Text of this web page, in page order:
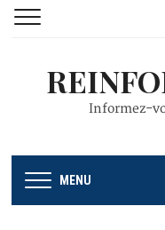
Informez-
MENU